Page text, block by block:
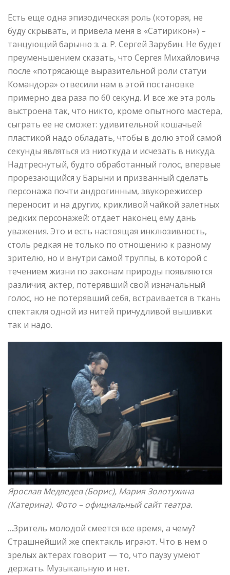
Есть еще одна эпизодическая роль (которая, не
буду скрывать, и привела меня в «Сатирикон») –
танцующий барыню з. а. Р. Сергей Зарубин. Не будет
преуменьшением сказать, что Сергея Михайловича
после «потрясающе выразительной роли статуи
Командора» отвесили нам в этой постановке
примерно два раза по 60 секунд. И все же эта роль
выстроена так, что никто, кроме опытного мастера,
сыграть ее не сможет: удивительной кошачьей
пластикой надо обладать, чтобы в долю этой самой
секунды являться из ниоткуда и исчезать в никуда.
Надтреснутый, будто обработанный голос, впервые
прорезающийся у Барыни и призванный сделать
персонажа почти андрогинным, звукорежиссер
переносит и на других, крикливой чайкой залетных
редких персонажей: отдает наконец ему дань
уважения. Это и есть настоящая инклюзивность,
столь редкая не только по отношению к разному
зрителю, но и внутри самой труппы, в которой с
течением жизни по законам природы появляются
различия; актер, потерявший свой изначальный
голос, но не потерявший себя, встраивается в ткань
спектакля одной из нитей причудливой вышивки:
так и надо.
Ярослав Медведев (Борис), Мария Золотухина
(Катерина). Фото –официальный сайт театра.
…Зритель молодой смеется все время, а чему?
Страшнейший же спектакль играют. Что в нем о
зрелых актерах говорит — то, что паузу умеют
держать. Музыкальную и нет.